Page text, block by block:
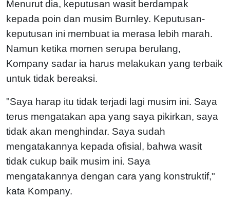
Menurut dia, keputusan wasit berdampak
kepada poin dan musim Burnley. Keputusan-
keputusan ini membuat ia merasa lebih marah.
Namun ketika momen serupa berulang,
Kompany sadar ia harus melakukan yang terbaik
untuk tidak bereaksi.
"Saya harap itu tidak terjadi lagi musim ini. Saya
terus mengatakan apa yang saya pikirkan, saya
tidak akan menghindar. Saya sudah
mengatakannya kepada ofisial, bahwa wasit
tidak cukup baik musim ini. Saya
mengatakannya dengan cara yang konstruktif,"
kata Kompany.